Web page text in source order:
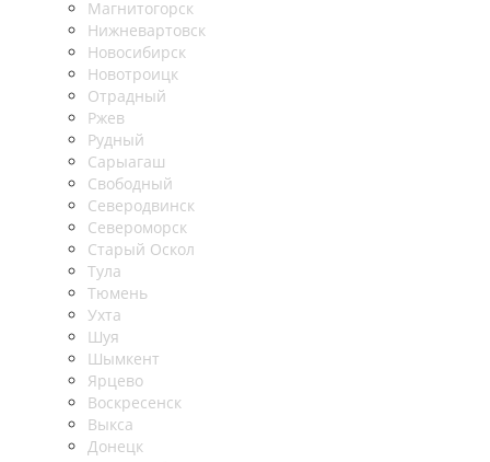
Магнитогорск
Нижневартовск
Новосибирск
Новотроицк
Отрадный
Ржев
Рудный
Сарыагаш
Свободный
Северодвинск
Североморск
Старый Оскол
Тула
Тюмень
Ухта
Шуя
Шымкент
Ярцево
Воскресенск
Выкса
Донецк